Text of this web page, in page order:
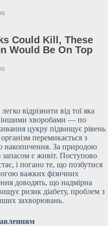
відрізнити від тої яка
іншими хворобами — по
цукру підвищує рівень
перемикається з
За природою
є живіт. Поступово
і погано те, що позбутися
важких фізичних
доводять, що надмірна
ризик діабету, проблем з
захворювань.